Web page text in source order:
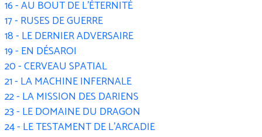
16 - AU BOUT DE L'ÉTERNITÉ
17 - RUSES DE GUERRE
18 - LE DERNIER ADVERSAIRE
19 - EN DÉSAROI
20 - CERVEAU SPATIAL
21 - LA MACHINE INFERNALE
22 - LA MISSION DES DARIENS
23 - LE DOMAINE DU DRAGON
24 - LE TESTAMENT DE L'ARCADIE